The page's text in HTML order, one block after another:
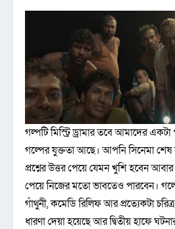
গল্পটি মিস্ট্রি ড্রামার তবে আমাদের
গল্পের যুক্ততা আছে। আপনি সিনেমা
প্রশ্নের উত্তর পেয়ে যেমন খুশি হবেন
পেয়ে নিজের মতো ভাবতেও পারবেন।
গাঁথুনী, কমেডি রিলিফ আর প্রত্যেকটা
ধারণা দেয়া হয়েছে আর দ্বিতীয় হাফে